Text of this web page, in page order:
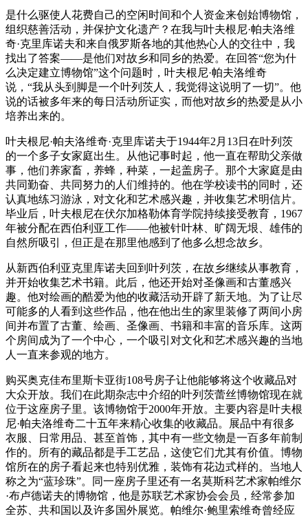
是什么驱使人花费自己的空闲时间和个人资金来创始博物馆，
组织慈善活动，并保护文化遗产？在我与叶夫根尼·帕夫洛维
奇·克里库诺夫和来自俄罗斯各地的其他热心人的交往中，我
找出了答案——是他们对故乡和同乡的热爱。在回答“您为什
么决定建立博物馆”这个问题时，叶夫根尼·帕夫洛维奇
说，“我从头到脚是一个叶列茨人，我觉得这说明了一切”。他
说的话被多年来的每日活动所证实，而他对故乡的热爱是从小
培养出来的。
叶夫根尼·帕夫洛维奇·克里库诺夫于1944年2月13日在叶列茨
的一个多子女家庭出生。从他记事时起，他一直在帮助父亲做
事，他们养家畜，养蜂，种菜，一起盖房子。那个大家庭是由
共同勤奋、共同努力的人们维持的。他在学校读书的同时，还
认真地练习游泳，对文化和艺术感兴趣，并收集艺术明信片。
毕业后，叶夫根尼在伏尔加格勒体育学院持续接受教育，1967
年被分配在西伯利亚工作——他被针叶林、旷阔无垠、雄伟的
自然所吸引，但正是在那里他感到了他多么想念故乡。
从新西伯利亚克里库诺夫回到叶列茨，在故乡继续从事教育，
并开始收集艺术书籍。此后，他还开始对圣像画和古董感兴
趣。他对绘画的酷爱为他的收藏活动开辟了新天地。为了让尽
可能多的人看到这些作品，他在他出生的家里装修了两间小房
间并布置了古董、绘画、圣像画、书籍和丰富的音乐库。这两
个房间成为了一个中心，一个吸引对文化和艺术感兴趣的当地
人一直来参观的地方。
购买奥克佳布里斯卡亚街108号房子让他能够将这个收藏品对
大众开放。我们在此期杂志中介绍的叶列茨蕾丝博物馆现在就
位于这座房子里。该博物馆于2000年开放。主要内容是叶夫根
尼·帕夫洛维奇二十五年来精心收集的收藏品。展品中有很多
衣服、日常用品、甚至首饰，其中有一些文物是一百多年前制
作的。所有的藏品都是手工艺品，这使它们尤其有价值。博物
馆所在的房子看起来也特别优雅，装饰有花边式样的。当地人
称之为“蓝珍珠”。同一座房子里还有一名莫斯科艺术家帕维尔
·布卢德诺夫的博物馆，他是苏联艺术家协会会员，经常参加
全苏、共和国以及许多国外展览。帕维尔·鲍里索维奇曾经应